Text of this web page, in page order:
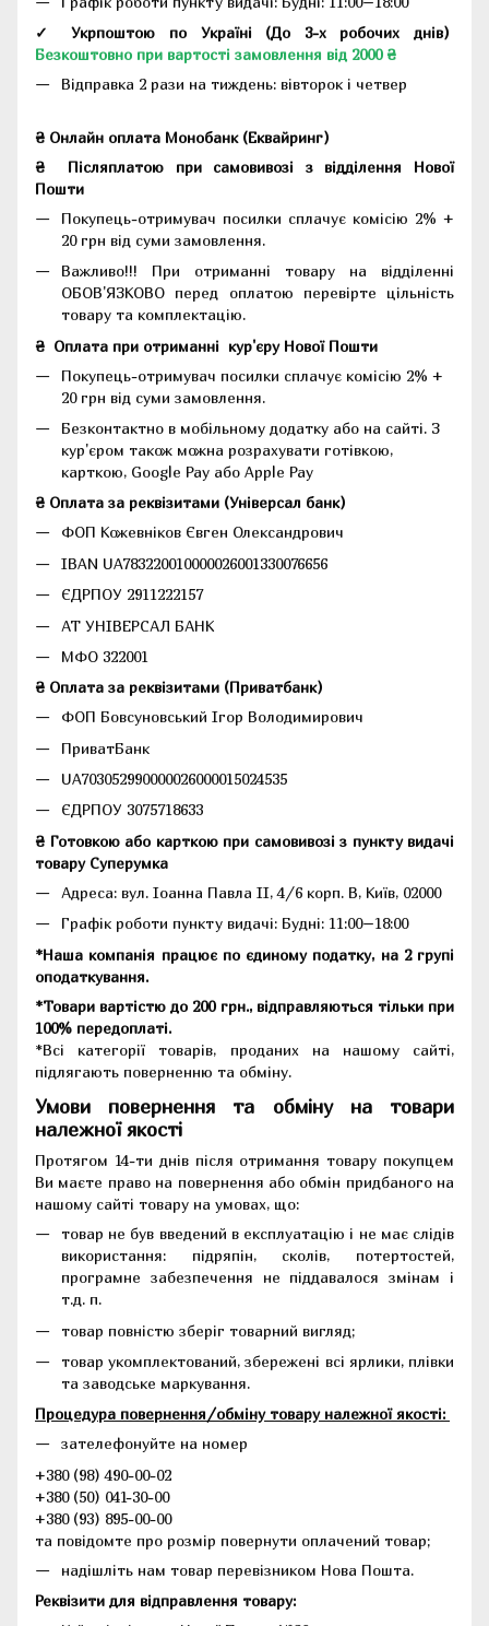
✓ Укрпоштою по Україні (До 3-х робочих днів)
Безкоштовно при вартості замовлення від 2000 ₴
Відправка 2 рази на тиждень: вівторок і четвер
₴ Онлайн оплата Монобанк (Еквайринг)
₴
Післяплатою при самовивозі з відділення Нової
Пошти
Покупець-отримувач посилки сплачує комісію 2% +
20 грн від суми замовлення.
Важливо!!! При отриманні товару на відділенні
ОБОВ'ЯЗКОВО перед оплатою перевірте цільність
товару та комплектацію.
₴ Оплата при отриманні кур'єру Нової Пошти
Покупець-отримувач посилки сплачує комісію 2% +
20 грн від суми замовлення.
Безконтактно в мобільному додатку або на сайті. З
кур'єром також можна розрахувати готівкою,
карткою, Google Pay або Apple Pay
₴ Оплата за реквізитами (Універсал банк)
ФОП Кожевніков Євген Олександрович
IBAN UA783220010000026001330076656
ЄДРПОУ 2911222157
АТ УНІВЕРСАЛ БАНК
МФО 322001
₴ Оплата за реквізитами (Приватбанк)
ФОП Бовсуновський Ігор Володимирович
ПриватБанк
UA703052990000026000015024535
ЄДРПОУ 3075718633
₴ Готовкою або карткою при самовивозі з пункту видачі
товару Суперумка
Адреса: вул. Іоанна Павла II, 4/6 корп. В, Київ, 02000
Графік роботи пункту видачі: Будні: 11:00–18:00
*Наша компанія працює по єдиному податку, на 2 групі
оподаткування.
*Товари вартістю до 200 грн., відправляються тільки при
100% передоплаті.
*Всі категорії товарів, проданих на нашому сайті,
підлягають поверненню та обміну.
Умови повернення та обміну на товари
належної якості
Протягом 14-ти днів після отримання товару покупцем
Ви маєте право на повернення або обмін придбаного на
нашому сайті товару на умовах, що:
товар не був введений в експлуатацію і не має слідів
використання: підряпін, сколів, потертостей,
програмне забезпечення не піддавалося змінам і
т.д. п.
товар повністю зберіг товарний вигляд;
товар укомплектований, збережені всі ярлики, плівки
та заводське маркування.
Процедура повернення/обміну товару належної якості:
зателефонуйте на номер
+380 (98) 490-00-02
+380 (50) 041-30-00
+380 (93) 895-00-00
та повідомте про розмір повернути оплачений товар;
надішліть нам товар перевізником Нова Пошта.
Реквізити для відправлення товару: